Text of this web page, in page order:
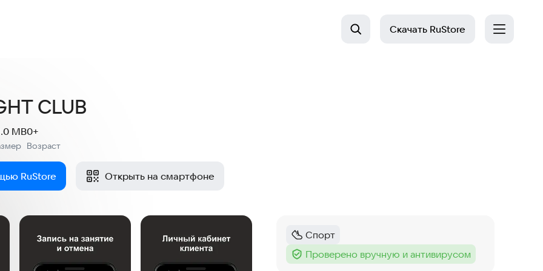
Скачать RuStore
CLUB
MB
Возраст
0+
RuStore Открыть на смартфоне
Категория
Спорт
Тег :
Проверено вручную и антивирусом